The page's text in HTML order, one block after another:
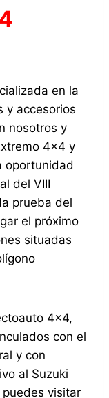
en la
y accesorios
nosotros y
4×4 y
oportunidad
del VIII
prueba del
el próximo
situadas
4×4,
con el
y con
al Suzuki
visitar